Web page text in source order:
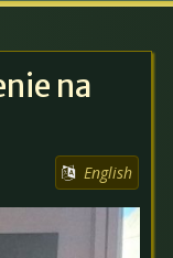
na
English